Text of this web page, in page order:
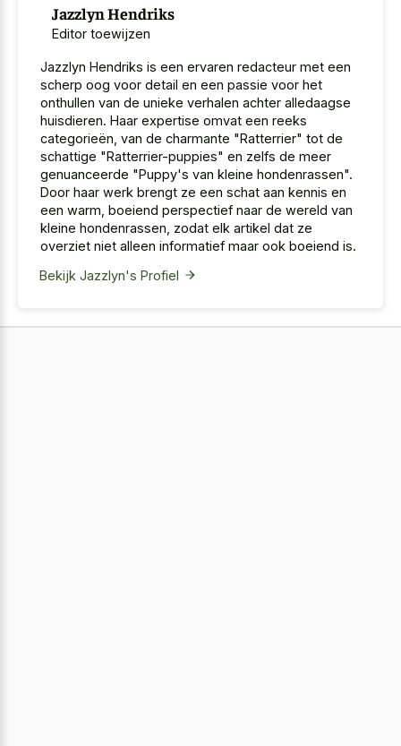
Jazzlyn Hendriks
Editor toewijzen
Jazzlyn Hendriks is een ervaren redacteur met een
scherp oog voor detail en een passie voor het
onthullen van de unieke verhalen achter alledaagse
huisdieren. Haar expertise omvat een reeks
categorieën, van de charmante "Ratterrier" tot de
schattige "Ratterrier-puppies" en zelfs de meer
genuanceerde "Puppy's van kleine hondenrassen".
Door haar werk brengt ze een schat aan kennis en
een warm, boeiend perspectief naar de wereld van
kleine hondenrassen, zodat elk artikel dat ze
overziet niet alleen informatief maar ook boeiend is.
Bekijk Jazzlyn's Profiel